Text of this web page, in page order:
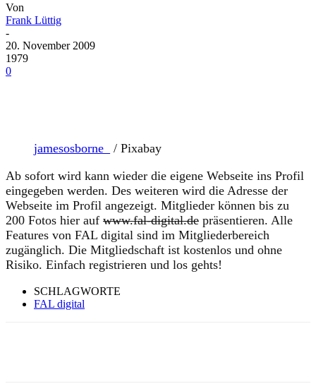
Von
Frank Lüttig
-
20. November 2009
1979
0
jamesosborne_
/ Pixabay
Ab sofort wird kann wieder die eigene Webseite ins Profil
eingegeben werden. Des weiteren wird die Adresse der
Webseite im Profil angezeigt. Mitglieder können bis zu
200 Fotos hier auf www.fal-digital.de präsentieren. Alle
Features von FAL digital sind im Mitgliederbereich
zugänglich. Die Mitgliedschaft ist kostenlos und ohne
Risiko. Einfach registrieren und los gehts!
SCHLAGWORTE
FAL digital